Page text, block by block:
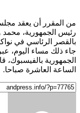
من المقرر أن يعقد
رئيس الجمهورية، محمد
بالقصر الرئاسي في
جاء ذلك مساء اليوم،
الجمهورية بالفيسبوك،
الساعة العاشرة صباحا.